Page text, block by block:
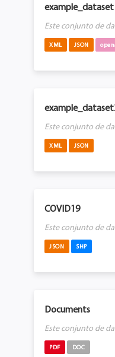
example_dataset
Este conjunto de
XML JSON
Este conjunto de
XML JSON
COVID19
Este conjunto de
JSON SHP
Documents
Este conjunto de
PDF DOC